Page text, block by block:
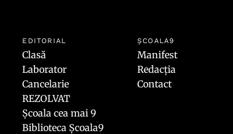
EDITORIAL
Clasă
Laborator
Cancelarie
REZOLVAT
Școala cea mai 9
Biblioteca Școala9
ȘCOALA9
Manifest
Redacția
Contact